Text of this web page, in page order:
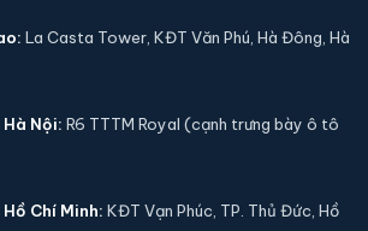
La Casta Tower, KĐT Văn Phú, Hà Đông, Hà
Nội: R6 TTTM Royal (cạnh trưng bày ô tô
Chí Minh: KĐT Vạn Phúc, TP. Thủ Đức, Hồ